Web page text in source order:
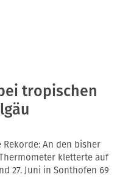
tropischen
Rekorde: An den bisher
kletterte auf
27. Juni in Sonthofen 69